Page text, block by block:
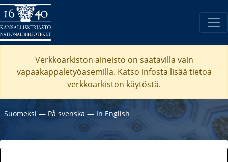
Verkkoarkiston aineisto on saatavilla vain
vapaakappaletyöasemilla. Katso infosta lisää tietoa
verkkoarkiston käytöstä.
Suomeksi ― På svenska ― In English